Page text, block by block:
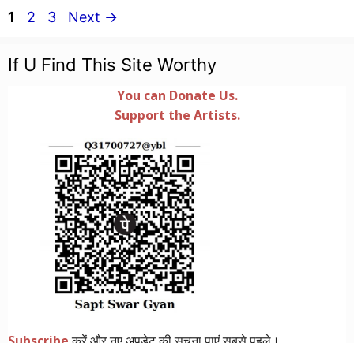
Page
1 Page
2 Page
3 Next →
If U Find This Site Worthy